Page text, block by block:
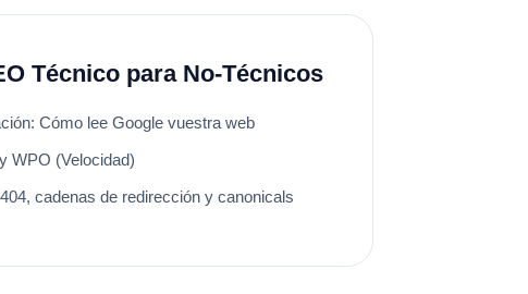
Técnico para No-Técnicos
Cómo lee Google vuestra web
WPO (Velocidad)
cadenas de redirección y canonicals